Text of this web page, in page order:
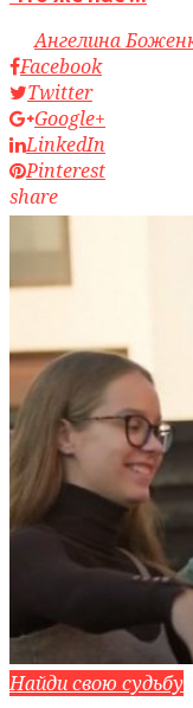
byАнгелина
Facebook
Twitter
Google+
LinkedIn
Pinterest
share
Найди свою судьбу